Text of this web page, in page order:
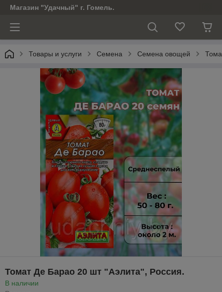
Магазин "Удачный" г. Гомель.
Товары и услуги Семена Семена овощей
Томат Де Барао 20 шт "Aэлитa", Россия.
В наличии